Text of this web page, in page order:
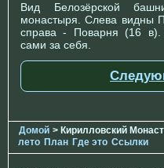
Вид Белозёрской
монастыря. Слева видны
справа - Поварня (16 в).
сами за себя.
Домой > Кирилловский
лето План Где это Ссылки